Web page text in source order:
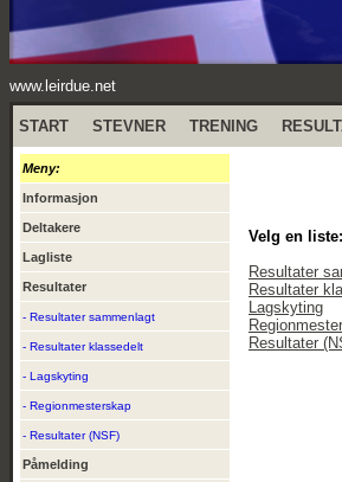
www.leirdue.net
START STEVNER TRENING
Meny:
Informasjon
Deltakere
Lagliste
Resultater
- Resultater sammenlagt
- Resultater klassedelt
- Lagskyting
- Regionmesterskap
- Resultater (NSF)
Påmelding
Velg en liste:
Resultater
Resultater
Lagskyting
Resultater